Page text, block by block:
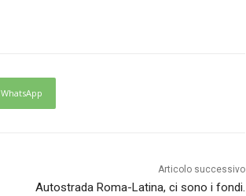
WhatsApp
Articolo successivo
Autostrada Roma-Latina, ci sono i fondi.